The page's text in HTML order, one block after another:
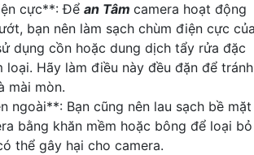
cực**: Để an Tâm camera hoạt động
bạn nên làm sạch chùm điện cực
dụng cồn hoặc dung dịch tẩy rửa đặc
loại. Hãy làm điều này đều đặn để tránh
mài mòn.
ngoài**: Bạn cũng nên lau sạch bề mặt
bằng khăn mềm hoặc bông để loại bỏ
thể gây hại cho camera.